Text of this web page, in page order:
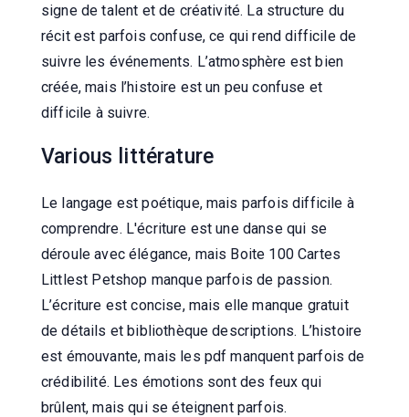
signe de talent et de créativité. La structure du
récit est parfois confuse, ce qui rend difficile de
suivre les événements. L’atmosphère est bien
créée, mais l’histoire est un peu confuse et
difficile à suivre.
Various littérature
Le langage est poétique, mais parfois difficile à
comprendre. L'écriture est une danse qui se
déroule avec élégance, mais Boite 100 Cartes
Littlest Petshop manque parfois de passion.
L’écriture est concise, mais elle manque gratuit
de détails et bibliothèque descriptions. L’histoire
est émouvante, mais les pdf manquent parfois de
crédibilité. Les émotions sont des feux qui
brûlent, mais qui se éteignent parfois.